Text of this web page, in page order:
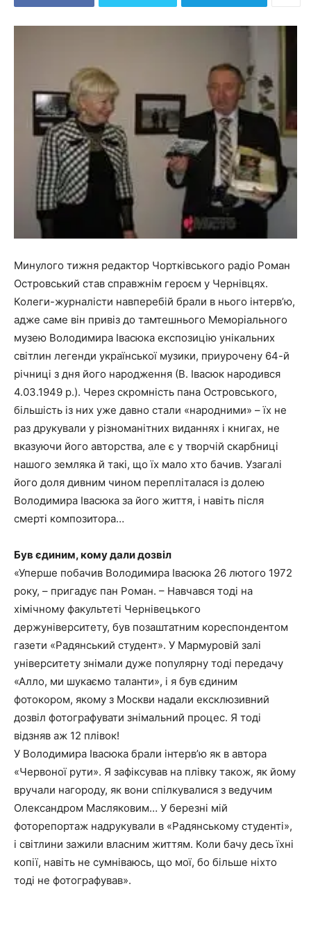
Минулого тижня редактор Чортківського радіо Роман
Островський став справжнім героєм у Чернівцях.
Колеги-журналісти навперебій брали в нього інтерв’ю,
адже саме він привіз до тамтешнього Меморіального
музею Володимира Івасюка експозицію унікальних
світлин легенди української музики, приурочену 64-й
річниці з дня його народження (В. Івасюк народився
4.03.1949 р.). Через скромність пана Островського,
більшість із них уже давно стали «народними» – їх не
раз друкували у різноманітних виданнях і книгах, не
вказуючи його авторства, але є у творчій скарбниці
нашого земляка й такі, що їх мало хто бачив. Узагалі
його доля дивним чином перепліталася із долею
Володимира Івасюка за його життя, і навіть після
смерті композитора…
Був єдиним, кому дали дозвіл
«Уперше побачив Володимира Івасюка 26 лютого 1972
року, – пригадує пан Роман. – Навчався тоді на
хімічному факультеті Чернівецького
держуніверситету, був позаштатним кореспондентом
газети «Радянський студент». У Мармуровій залі
університету знімали дуже популярну тоді передачу
«Алло, ми шукаємо таланти», і я був єдиним
фотокором, якому з Москви надали ексклюзивний
дозвіл фотографувати знімальний процес. Я тоді
відзняв аж 12 плівок!
У Володимира Івасюка брали інтерв’ю як в автора
«Червоної рути». Я зафіксував на плівку також, як йому
вручали нагороду, як вони спілкувалися з ведучим
Олександром Масляковим… У березні мій
фоторепортаж надрукували в «Радянському студенті»,
і світлини зажили власним життям. Коли бачу десь їхні
копії, навіть не сумніваюсь, що мої, бо більше ніхто
тоді не фотографував».